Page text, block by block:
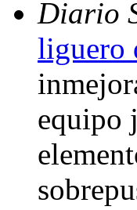
Diario
liguero
equipo